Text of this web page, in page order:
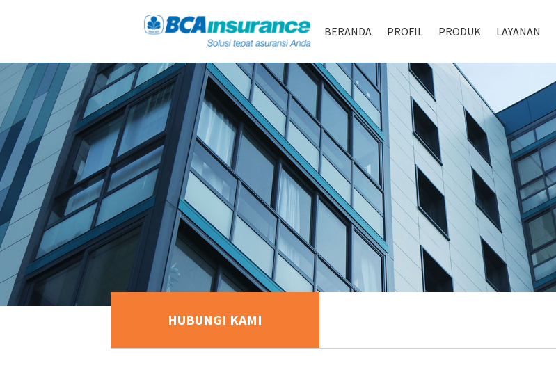
BERANDA PROFIL PRODUK LAYANAN
HUBUNGI KAMI